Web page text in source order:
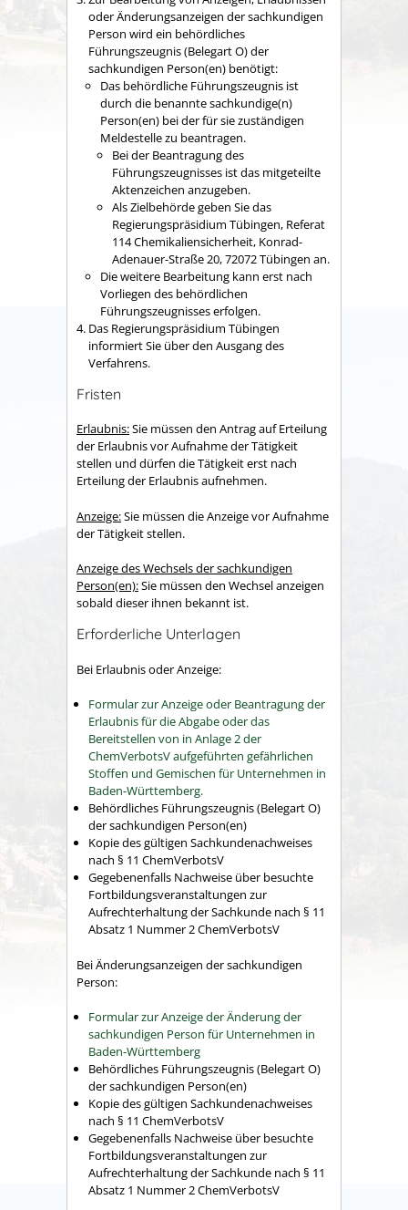
oder Änderungsanzeigen der sachkundigen
Person wird ein behördliches
Führungszeugnis (Belegart O) der
sachkundigen Person(en) benötigt:
Das behördliche Führungszeugnis ist
durch die benannte sachkundige(n)
Person(en) bei der für sie zuständigen
Meldestelle zu beantragen.
Bei der Beantragung des
Führungszeugnisses ist das mitgeteilte
Aktenzeichen anzugeben.
Als Zielbehörde geben Sie das
Regierungspräsidium Tübingen, Referat
114 Chemikaliensicherheit, Konrad-
Adenauer-Straße 20, 72072 Tübingen an.
Die weitere Bearbeitung kann erst nach
Vorliegen des behördlichen
Führungszeugnisses erfolgen.
Das Regierungspräsidium Tübingen
informiert Sie über den Ausgang des
Verfahrens.
Fristen
Erlaubnis:Sie müssen den Antrag auf Erteilung
der Erlaubnis vor Aufnahme der Tätigkeit
stellen und dürfen die Tätigkeit erst nach
Erteilung der Erlaubnis aufnehmen.
Anzeige:Sie müssen die Anzeige vor Aufnahme
der Tätigkeit stellen.
Anzeige des Wechsels der sachkundigen
Person(en):Sie müssen den Wechsel anzeigen
sobald dieser ihnen bekannt ist.
Erforderliche Unterlagen
Bei Erlaubnis oder Anzeige:
Formular zur Anzeige oder Beantragung der
Erlaubnis für die Abgabe oder das
Bereitstellen von in Anlage 2 der
ChemVerbotsV aufgeführten gefährlichen
Stoffen und Gemischen für Unternehmen in
Baden-Württemberg.
Behördliches Führungszeugnis (Belegart O)
der sachkundigen Person(en)
Kopie des gültigen Sachkundenachweises
nach § 11 ChemVerbotsV
Gegebenenfalls Nachweise über besuchte
Fortbildungsveranstaltungen zur
Aufrechterhaltung der Sachkunde nach § 11
Absatz 1 Nummer 2 ChemVerbotsV
Bei Änderungsanzeigen der sachkundigen
Person:
Formular zur Anzeige der Änderung der
sachkundigen Person für Unternehmen in
Baden-Württemberg
Behördliches Führungszeugnis (Belegart O)
der sachkundigen Person(en)
Kopie des gültigen Sachkundenachweises
nach § 11 ChemVerbotsV
Gegebenenfalls Nachweise über besuchte
Fortbildungsveranstaltungen zur
Aufrechterhaltung der Sachkunde nach § 11
Absatz 1 Nummer 2 ChemVerbotsV